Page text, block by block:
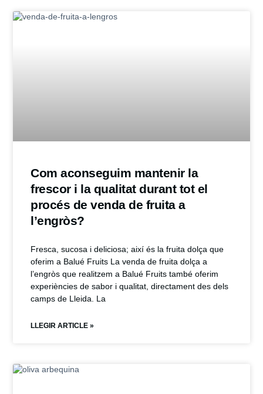
Com aconseguim mantenir la
frescor i la qualitat durant tot el
procés de venda de fruita a
l’engròs?
Fresca, sucosa i deliciosa; així és la fruita dolça que
oferim a Balué Fruits La venda de fruita dolça a
l’engròs que realitzem a Balué Fruits també oferim
experiències de sabor i qualitat, directament des dels
camps de Lleida. La
LLEGIR ARTICLE »